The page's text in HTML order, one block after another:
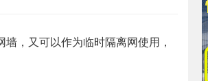
，又可以作为临时隔离网使用，